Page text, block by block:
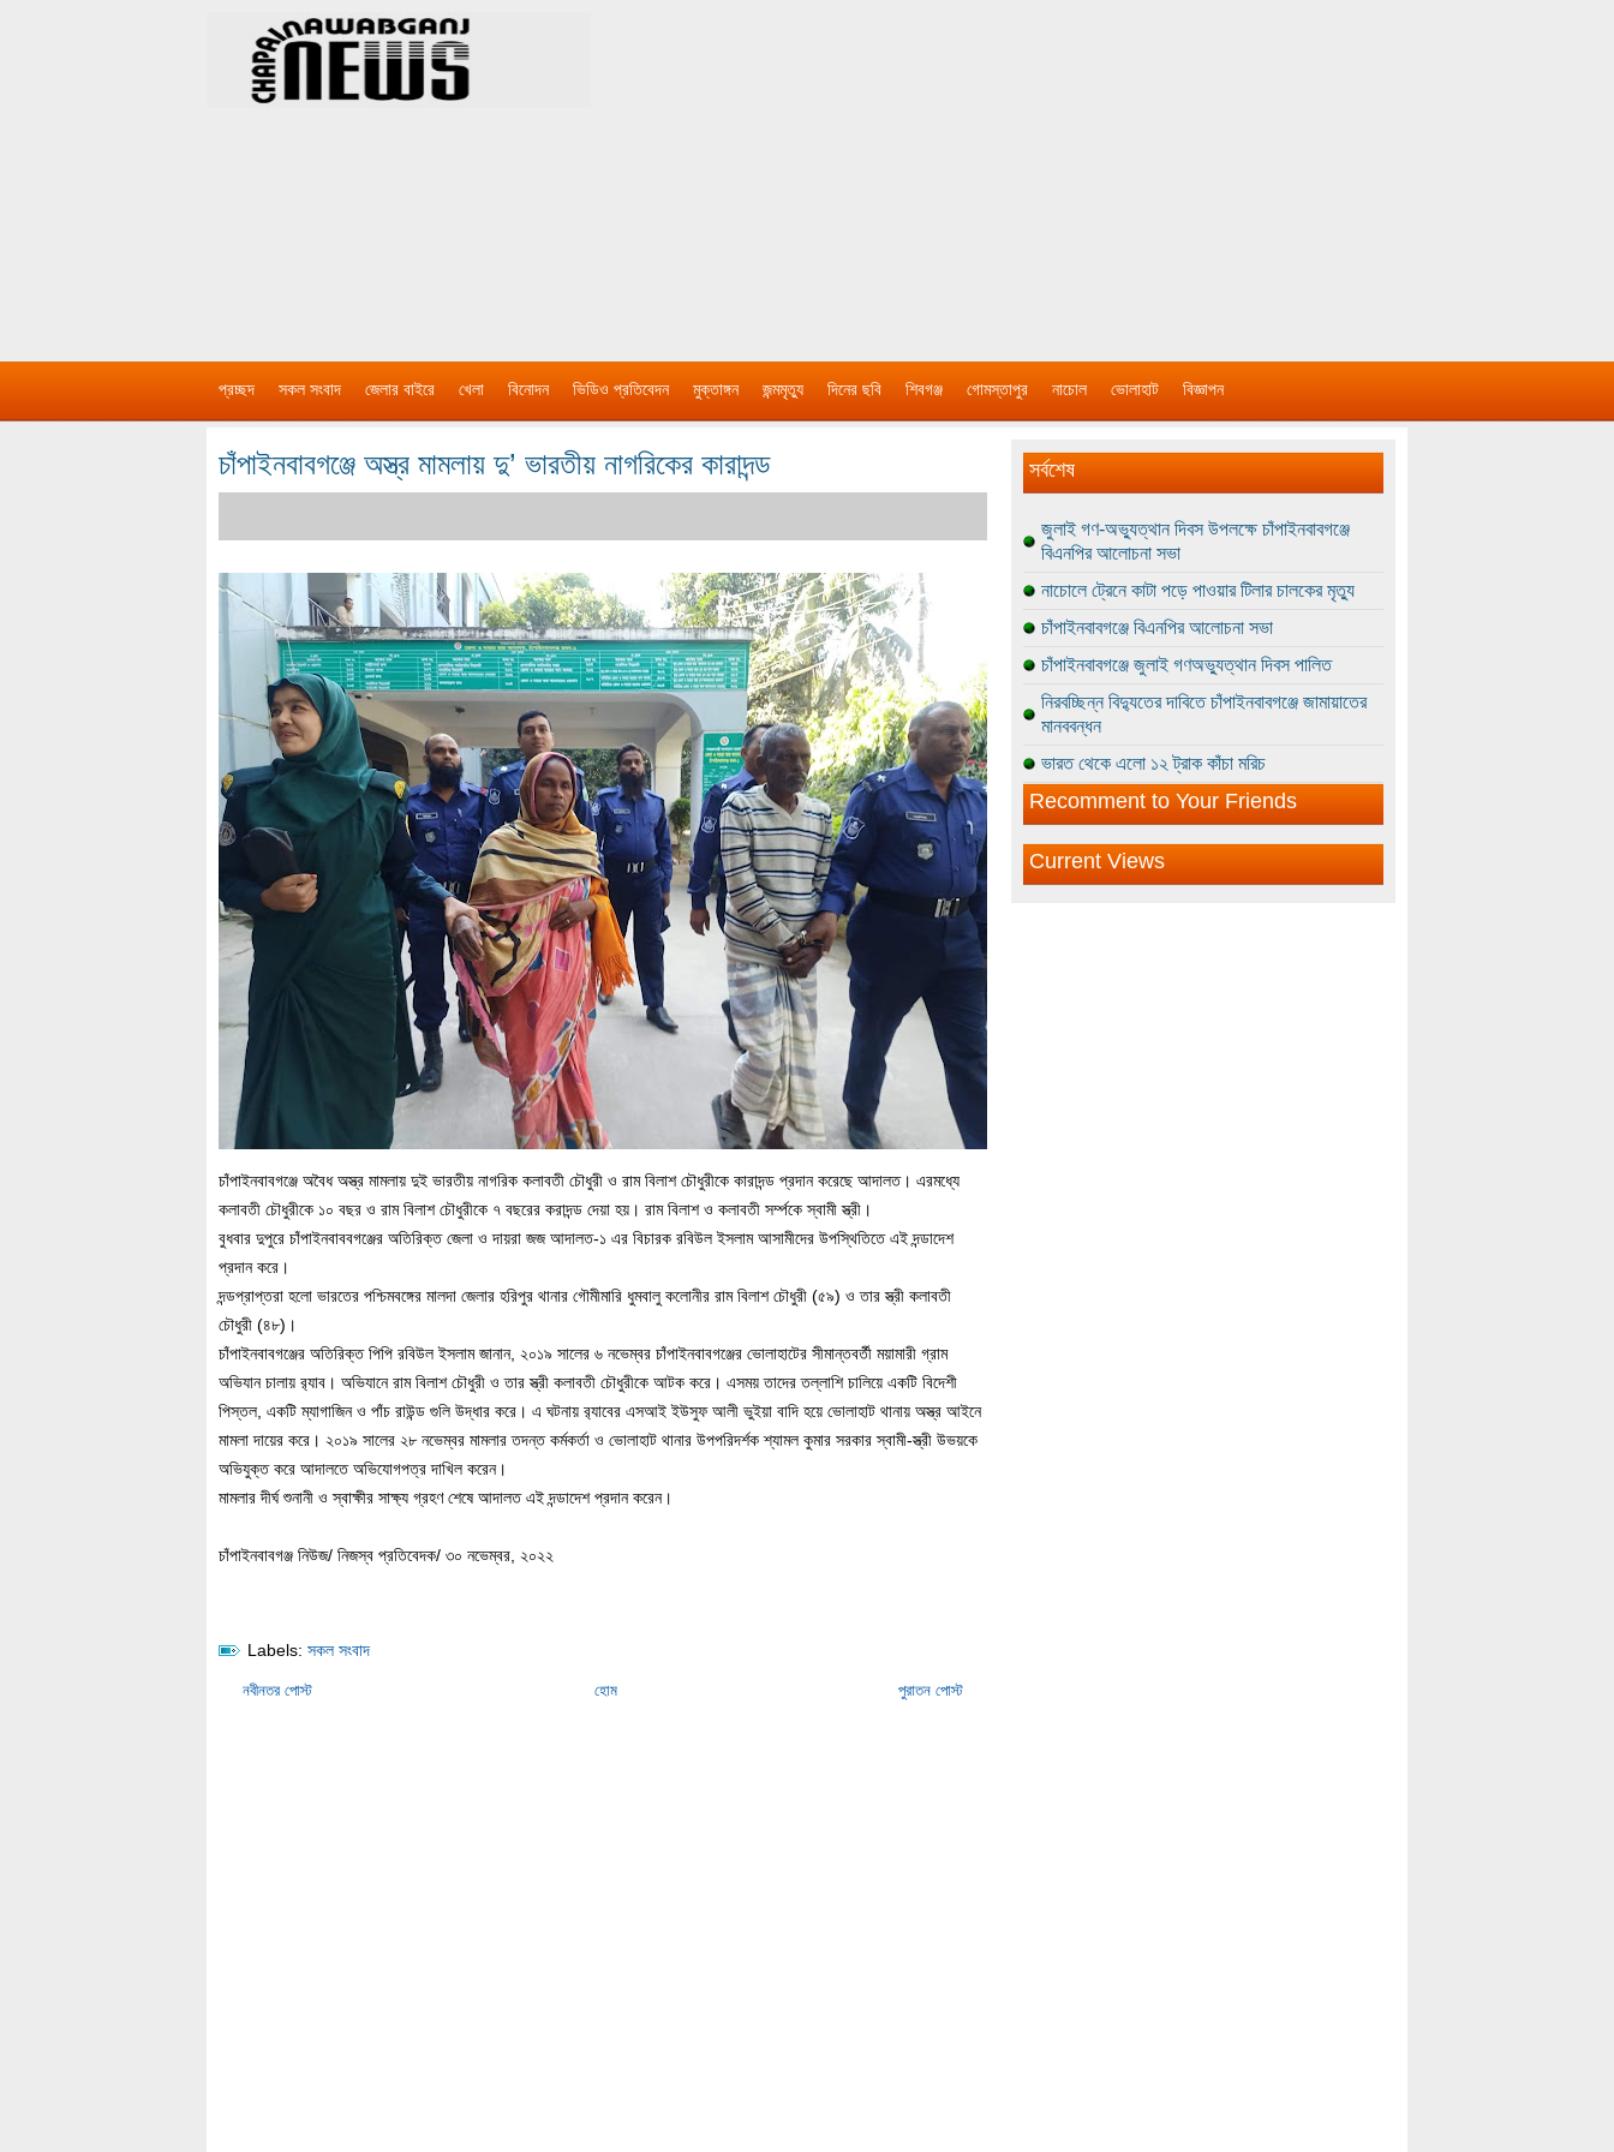
প্রচ্ছদ সকল সংবাদ জেলার বাইরে খেলা বিনোদন ভিডিও প্রতিবেদন মুক্তাঙ্গন জন্মমৃত্যু দিনের ছবি শিবগঞ্জ গোমস্তাপুর নাচোল ভোলাহাট বিজ্ঞাপন
চাঁপাইনবাবগঞ্জে অস্ত্র মামলায় দু’ ভারতীয় নাগরিকের কারাদন্ড
চাঁপাইনবাবগঞ্জে অবৈধ অস্ত্র মামলায় দুই ভারতীয় নাগরিক কলাবতী চৌধুরী ও রাম বিলাশ চৌধুরীকে কারাদন্ড প্রদান করেছে আদালত। এরমধ্যে
কলাবতী চৌধুরীকে ১০ বছর ও রাম বিলাশ চৌধুরীকে ৭ বছরের করাদন্ড দেয়া হয়। রাম বিলাশ ও কলাবতী সর্ম্পকে স্বামী স্ত্রী।
বুধবার দুপুরে চাঁপাইনবাববগঞ্জের অতিরিক্ত জেলা ও দায়রা জজ আদালত-১ এর বিচারক রবিউল ইসলাম আসামীদের উপস্থিতিতে এই দন্ডাদেশ
প্রদান করে।
দন্ডপ্রাপ্তরা হলো ভারতের পশ্চিমবঙ্গের মালদা জেলার হরিপুর থানার গৌমীমারি ধুমবালু কলোনীর রাম বিলাশ চৌধুরী (৫৯) ও তার স্ত্রী কলাবতী
চৌধুরী (৪৮)।
চাঁপাইনবাবগঞ্জের অতিরিক্ত পিপি রবিউল ইসলাম জানান, ২০১৯ সালের ৬ নভেম্বর চাঁপাইনবাবগঞ্জের ভোলাহাটের সীমান্তবর্তী ময়ামারী গ্রাম
অভিযান চালায় র‌্যাব। অভিযানে রাম বিলাশ চৌধুরী ও তার স্ত্রী কলাবতী চৌধুরীকে আটক করে। এসময় তাদের তল্লাশি চালিয়ে একটি বিদেশী
পিস্তল, একটি ম্যাগাজিন ও পাঁচ রাউন্ড গুলি উদ্ধার করে। এ ঘটনায় র‌্যাবের এসআই ইউসুফ আলী ভুইয়া বাদি হয়ে ভোলাহাট থানায় অস্ত্র আইনে
মামলা দায়ের করে। ২০১৯ সালের ২৮ নভেম্বর মামলার তদন্ত কর্মকর্তা ও ভোলাহাট থানার উপপরিদর্শক শ্যামল কুমার সরকার স্বামী-স্ত্রী উভয়কে
অভিযুক্ত করে আদালতে অভিযোগপত্র দাখিল করেন।
মামলার দীর্ঘ শুনানী ও স্বাক্ষীর সাক্ষ্য গ্রহণ শেষে আদালত এই দন্ডাদেশ প্রদান করেন।
চাঁপাইনবাবগঞ্জ নিউজ/ নিজস্ব প্রতিবেদক/ ৩০ নভেম্বর, ২০২২
Labels: সকল সংবাদ
নবীনতর পোস্ট পুরাতন পোস্ট
হোম
সর্বশেষ
জুলাই গণ-অভ্যুত্থান দিবস উপলক্ষে চাঁপাইনবাবগঞ্জে
বিএনপির আলোচনা সভা
নাচোলে ট্রেনে কাটা পড়ে পাওয়ার টিলার চালকের মৃত্যু
চাঁপাইনবাবগঞ্জে বিএনপির আলোচনা সভা
চাঁপাইনবাবগঞ্জে জুলাই গণঅভ্যুত্থান দিবস পালিত
নিরবচ্ছিন্ন বিদ্যুতের দাবিতে চাঁপাইনবাবগঞ্জে জামায়াতের
মানববন্ধন
ভারত থেকে এলো ১২ ট্রাক কাঁচা মরিচ
Recomment to Your Friends
Current Views